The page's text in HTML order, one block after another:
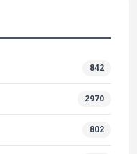
842
2970
802